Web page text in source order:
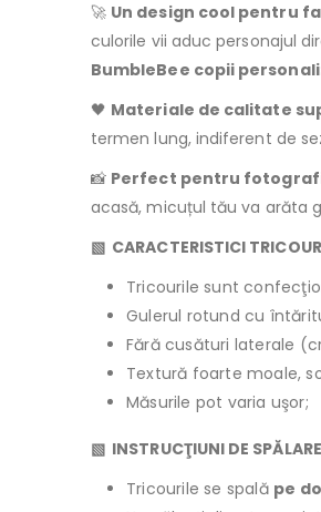
🚀 Un design cool pentru
culorile vii aduc personajul
BumbleBee copii
🖤 Materiale de calitate
termen lung, indiferent de
📸 Perfect pentru
acasă, micuțul tău va arăta
▧ CARACTERISTICI
Tricourile sunt
Gulerul rotund cu
Fără cusături laterale
Textură foarte moale,
Măsurile pot varia uşor;
▧ INSTRUCŢIUNI DE
Tricourile se spală pe